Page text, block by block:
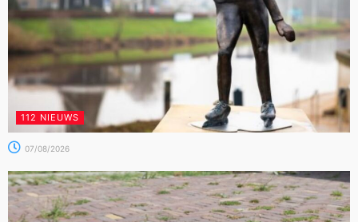
112 NIEUWS
07/08/2026